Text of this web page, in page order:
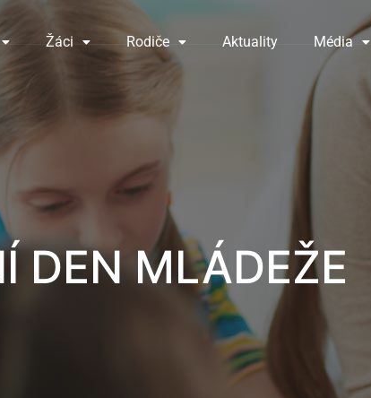
Žáci Rodiče Aktuality Média
DEN MLÁDEŽE